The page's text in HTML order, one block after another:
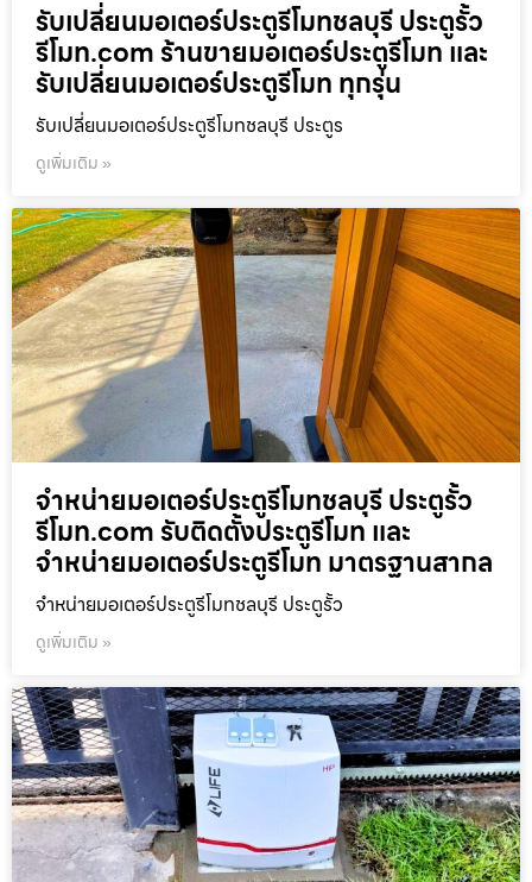
รับเปลี่ยนมอเตอร์ประตูรีโมทชลบุรี ประตูรั้ว
รีโมท.com ร้านขายมอเตอร์ประตูรีโมท และ
รับเปลี่ยนมอเตอร์ประตูรีโมท ทุกรุ่น
รับเปลี่ยนมอเตอร์ประตูรีโมทชลบุรี ประตูร
ดูเพิ่มเติม »
จำหน่ายมอเตอร์ประตูรีโมทชลบุรี ประตูรั้ว
รีโมท.com รับติดตั้งประตูรีโมท และ
จำหน่ายมอเตอร์ประตูรีโมท มาตรฐานสากล
จำหน่ายมอเตอร์ประตูรีโมทชลบุรี ประตูรั้ว
ดูเพิ่มเติม »